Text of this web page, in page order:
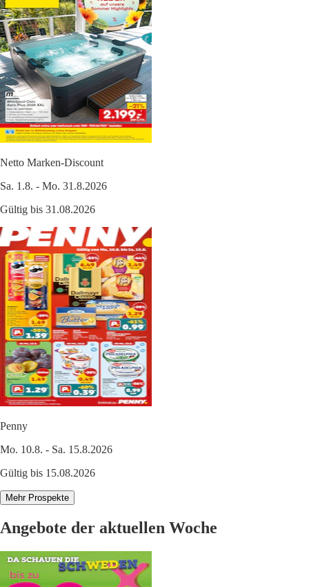
Netto Marken-Discount
Sa. 1.8. - Mo. 31.8.2026
Gültig bis 31.08.2026
Penny
Mo. 10.8. - Sa. 15.8.2026
Gültig bis 15.08.2026
Mehr Prospekte
Angebote der aktuellen Woche